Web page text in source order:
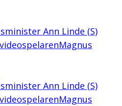
Ann Linde (S)
Magnus
Ann Linde (S)
Magnus